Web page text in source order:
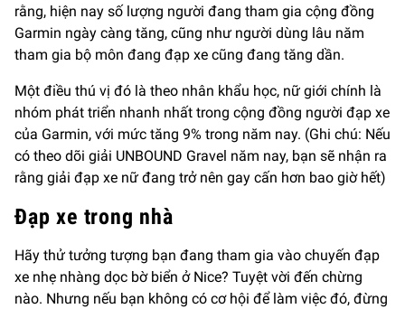
rằng, hiện nay số lượng người đang tham gia cộng đồng
Garmin ngày càng tăng, cũng như người dùng lâu năm
tham gia bộ môn đang đạp xe cũng đang tăng dần.
Một điều thú vị đó là theo nhân khẩu học, nữ giới chính là
nhóm phát triển nhanh nhất trong cộng đồng người đạp xe
của Garmin, với mức tăng 9% trong năm nay. (Ghi chú: Nếu
có theo dõi giải UNBOUND Gravel năm nay, bạn sẽ nhận ra
rằng giải đạp xe nữ đang trở nên gay cấn hơn bao giờ hết)
Đạp xe trong nhà
Hãy thử tưởng tượng bạn đang tham gia vào chuyến đạp
xe nhẹ nhàng dọc bờ biển ở Nice? Tuyệt vời đến chừng
nào. Nhưng nếu bạn không có cơ hội để làm việc đó, đừng